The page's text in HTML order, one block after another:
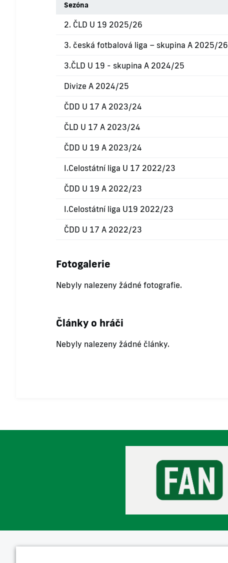
Sezóna
2. ČLD U 19 2025/26
3. česká fotbalová liga – skupina A 2025/26
3.ČLD U 19 - skupina A 2024/25
Divize A 2024/25
ČDD U 17 A 2023/24
ČLD U 17 A 2023/24
ČDD U 19 A 2023/24
I.Celostátní liga U 17 2022/23
ČDD U 19 A 2022/23
I.Celostátní liga U19 2022/23
ČDD U 17 A 2022/23
Fotogalerie
Nebyly nalezeny žádné fotografie.
Články o hráči
Nebyly nalezeny žádné články.